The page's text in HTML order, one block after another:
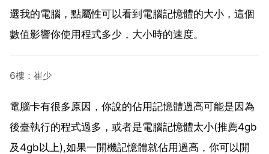
選我的電腦，點屬性可以看到電腦記憶體的大小，這個
數值影響你使用程式多少，大小時的速度。
6樓：崔少
電腦卡有很多原因，你說的佔用記憶體過高可能是因為
後臺執行的程式過多，或者是電腦記憶體太小(推薦4gb
及4gb以上),如果一開機記憶體就佔用過高，你可以開